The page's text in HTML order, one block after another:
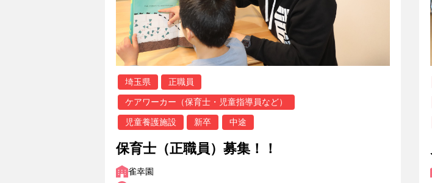
埼玉県 正職員
ケアワーカー（保育士・児童指導員など）
児童養護施設 新卒 中途
保育士（正職員）募集！！
雀幸園